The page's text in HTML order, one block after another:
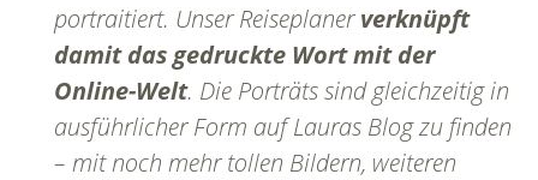
portraitiert. Unser Reiseplanerverknüpft
damit das gedruckte Wort mit der
Online-Welt. Die Porträts sind gleichzeitig in
ausführlicher Form auf Lauras Blog zu finden
– mit noch mehr tollen Bildern, weiteren